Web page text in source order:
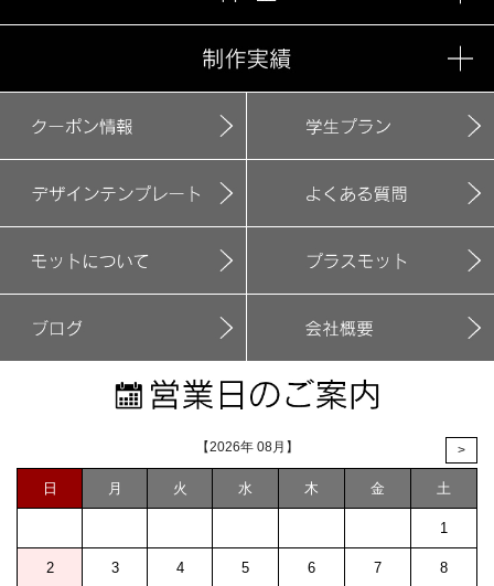
【2026年 08月】 >
日 月 火 水 木 金 土
1
2 3 4 5 6 7 8